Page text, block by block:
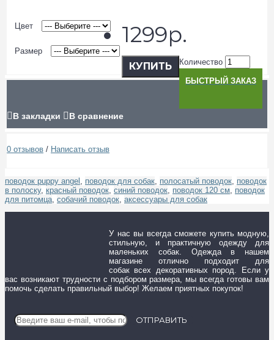
Цвет
Размер
1299р.
Количество
КУПИТЬ
БЫСТРЫЙ ЗАКАЗ
В закладки В сравнение
0 отзывов / Написать отзыв
поводок puppy angel поводок для собак полосатый поводок поводок
в полоску, красный поводок синий поводок поводок 120 см
поводок
для питомца собачий поводок аксессуары для собак
У нас вы всегда сможете купить модную,
стильную, и практичную одежду для
маленьких собак. Одежда в нашем
магазине отлично подходит для
собак всех декоративных пород. Если у
вас возникают трудности с подбором размера, мы всегда готовы вам
помочь сделать правильный выбор! Желаем приятных покупок!
ОТПРАВИТЬ